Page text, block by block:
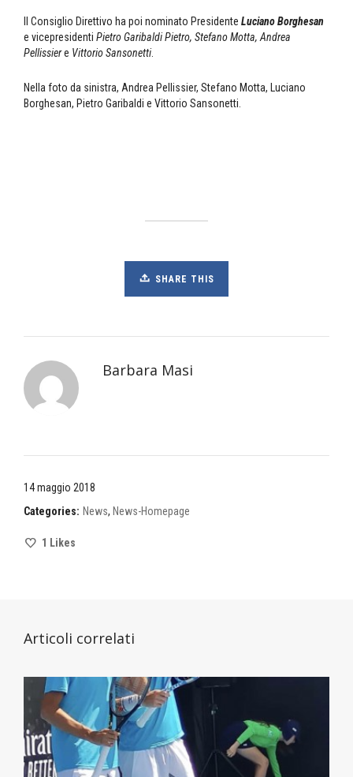
Il Consiglio Direttivo ha poi nominato Presidente Luciano Borghesan
e vicepresidenti Pietro Garibaldi Pietro, Stefano Motta, Andrea
Pellissiere Vittorio Sansonetti
Nella foto da sinistra, Andrea Pellissier, Stefano Motta, Luciano
Borghesan, Pietro Garibaldi e Vittorio Sansonetti.
SHARE THIS
Barbara Masi
14 maggio 2018
Categories: News, News-Homepage
1 Likes
Articoli correlati